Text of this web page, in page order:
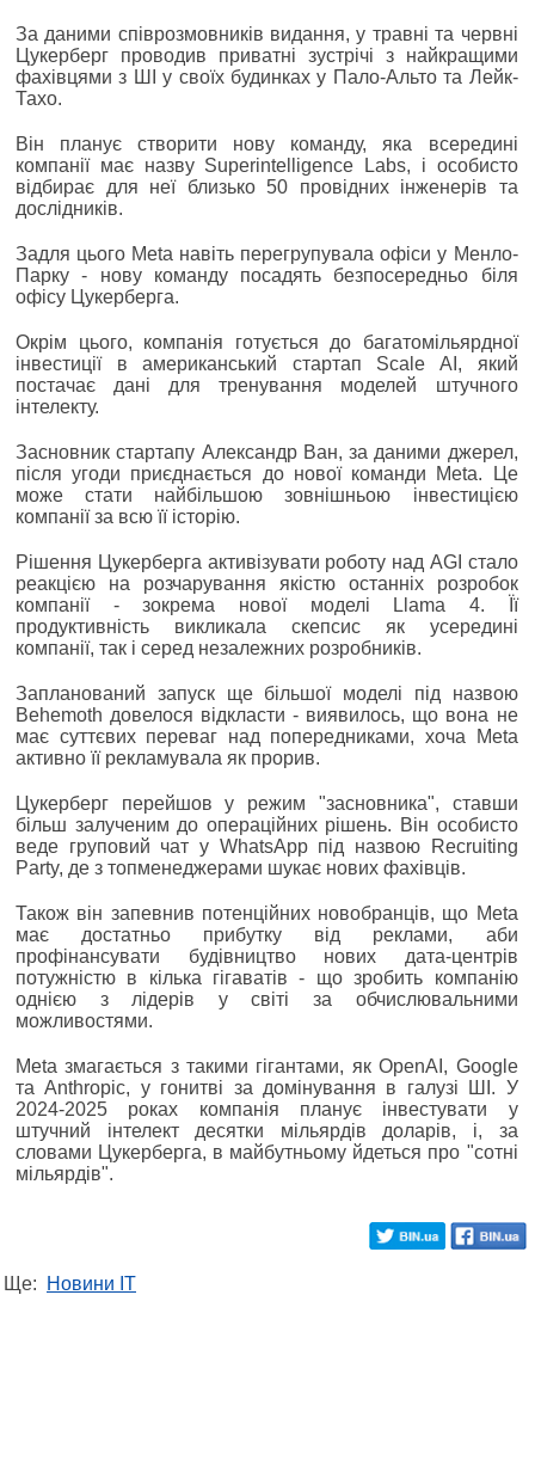
За даними співрозмовників видання, у травні та червні
Цукерберг проводив приватні зустрічі з найкращими
фахівцями з ШІ у своїх будинках у Пало-Альто та Лейк-
Тахо.
Він планує створити нову команду, яка всередині
компанії має назву Superintelligence Labs, і особисто
відбирає для неї близько 50 провідних інженерів та
дослідників.
Задля цього Meta навіть перегрупувала офіси у Менло-
Парку - нову команду посадять безпосередньо біля
офісу Цукерберга.
Окрім цього, компанія готується до багатомільярдної
інвестиції в американський стартап Scale AI, який
постачає дані для тренування моделей штучного
інтелекту.
Засновник стартапу Александр Ван, за даними джерел,
після угоди приєднається до нової команди Meta. Це
може стати найбільшою зовнішньою інвестицією
компанії за всю її історію.
Рішення Цукерберга активізувати роботу над AGI стало
реакцією на розчарування якістю останніх розробок
компанії - зокрема нової моделі Llama 4. Її
продуктивність викликала скепсис як усередині
компанії, так і серед незалежних розробників.
Запланований запуск ще більшої моделі під назвою
Behemoth довелося відкласти - виявилось, що вона не
має суттєвих переваг над попередниками, хоча Meta
активно її рекламувала як прорив.
Цукерберг перейшов у режим "засновника", ставши
більш залученим до операційних рішень. Він особисто
веде груповий чат у WhatsApp під назвою Recruiting
Party, де з топменеджерами шукає нових фахівців.
Також він запевнив потенційних новобранців, що Meta
має достатньо прибутку від реклами, аби
профінансувати будівництво нових дата-центрів
потужністю в кілька гігаватів - що зробить компанію
однією з лідерів у світі за обчислювальними
можливостями.
Meta змагається з такими гігантами, як OpenAI, Google
та Anthropic, у гонитві за домінування в галузі ШІ. У
2024-2025 роках компанія планує інвестувати у
штучний інтелект десятки мільярдів доларів, і, за
словами Цукерберга, в майбутньому йдеться про "сотні
мільярдів".
Ще: Новини IT